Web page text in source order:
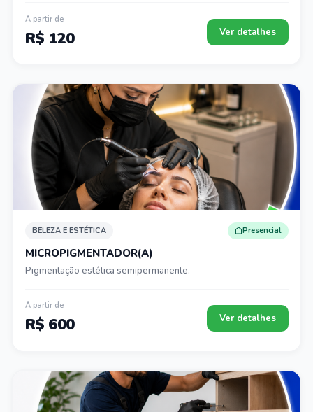
A partir de
R$ 120 Ver detalhes
BELEZA E ESTÉTICA Presencial
MICROPIGMENTADOR(A)
Pigmentação estética semipermanente.
A partir de
R$ 600 Ver detalhes